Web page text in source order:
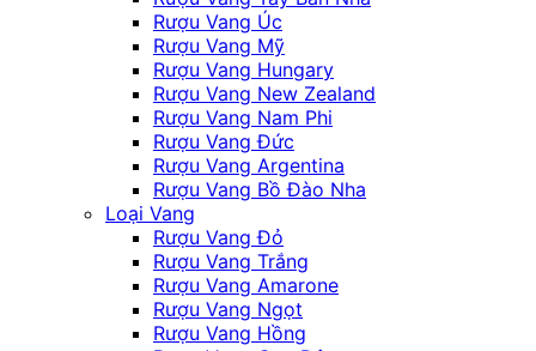
Rượu Vang Úc
Rượu Vang Mỹ
Rượu Vang Hungary
Rượu Vang New Zealand
Rượu Vang Nam Phi
Rượu Vang Đức
Rượu Vang Argentina
Rượu Vang Bồ Đào Nha
Loại Vang
Rượu Vang Đỏ
Rượu Vang Trắng
Rượu Vang Amarone
Rượu Vang Ngọt
Rượu Vang Hồng